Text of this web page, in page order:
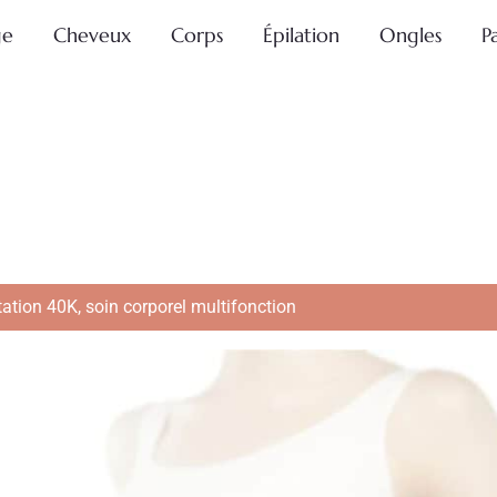
Cheveux Corps Épilation Ongles
40K, soin corporel multifonction